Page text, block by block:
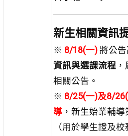
新生相關資訊
※ 8/18(一) 將公告
資訊與選課流程
相關公告。
※ 8/25(一)及8/
導， 新生始業輔導
（用於學生證及